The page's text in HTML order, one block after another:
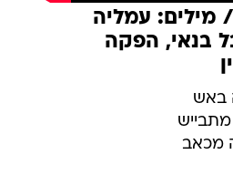
מילים: עמליה
בנאי, הפקה
באש
מכאב